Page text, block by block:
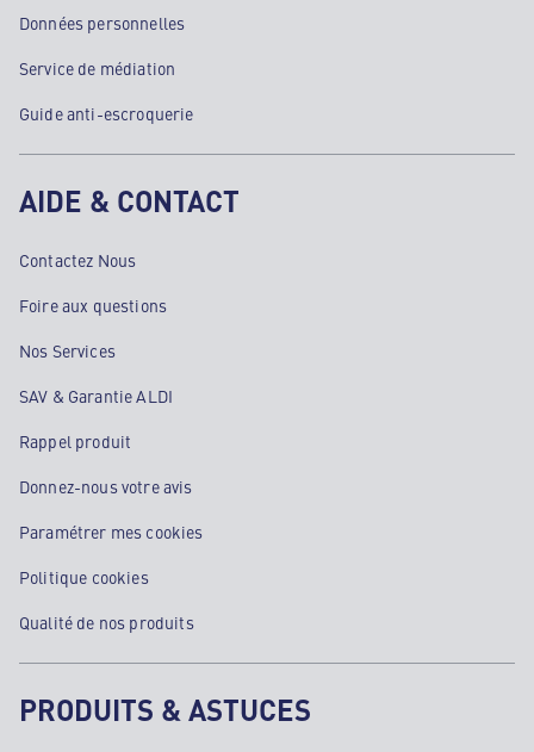
Données personnelles
Service de médiation
Guide anti-escroquerie
AIDE & CONTACT
Contactez Nous
Foire aux questions
Nos Services
SAV & Garantie ALDI
Rappel produit
Donnez-nous votre avis
Paramétrer mes cookies
Politique cookies
Qualité de nos produits
PRODUITS & ASTUCES